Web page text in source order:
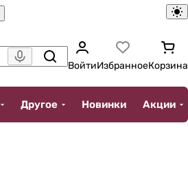
ВойтиИзбранноеКорзина
Другое Новинки Акции